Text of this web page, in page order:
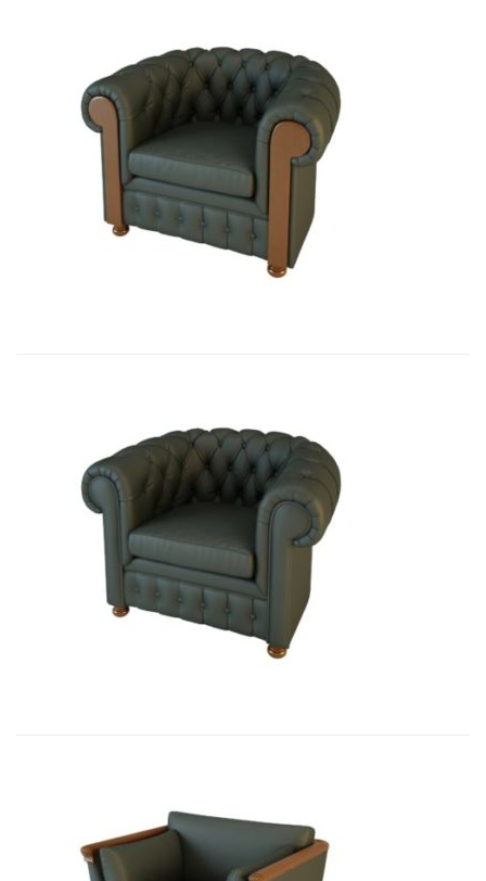
01009B Кресло Честер, подлокот...
10 348,80
01009 Кресло Честер...
9 180,15€